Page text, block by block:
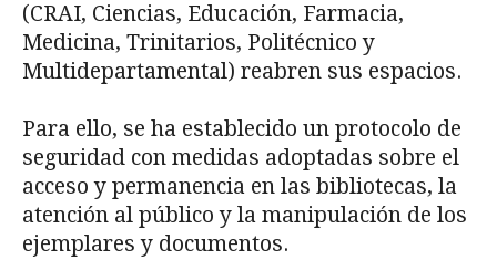
(CRAI, Ciencias, Educación, Farmacia,
Medicina, Trinitarios, Politécnico y
Multidepartamental) reabren sus espacios.
Para ello, se ha establecido un protocolo de
seguridad con medidas adoptadas sobre el
acceso y permanencia en las bibliotecas, la
atención al público y la manipulación de los
ejemplares y documentos.